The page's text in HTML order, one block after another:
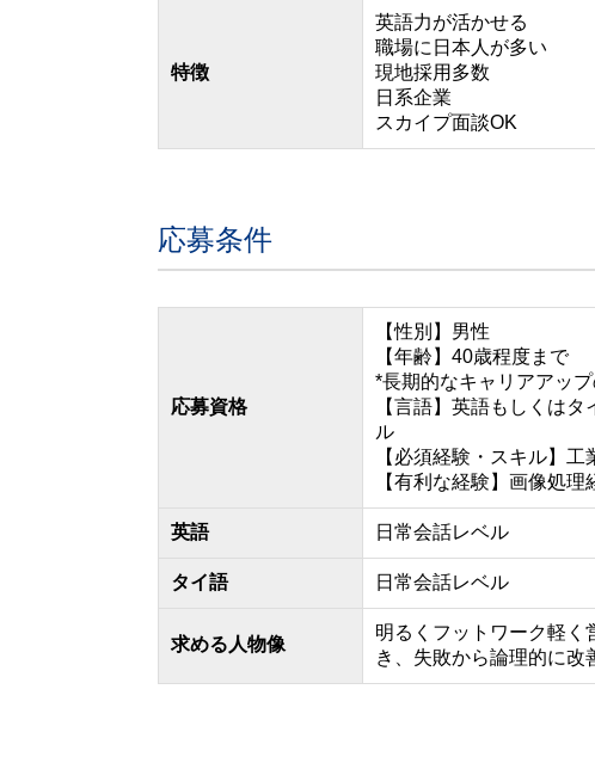
特徴
英語力が活かせる
職場に日本人が多い
現地採用多数
日系企業
スカイプ面談OK
応募条件
応募資格
【性別】男性
【年齢】40歳程度まで
*長期的なキャリアアッ
【言語】英語もしくは
ル
【必須経験・スキル】
【有利な経験】画像処
英語 日常会話レベル
タイ語 日常会話レベル
求める人物像
明るくフットワーク軽く
き、失敗から論理的に改